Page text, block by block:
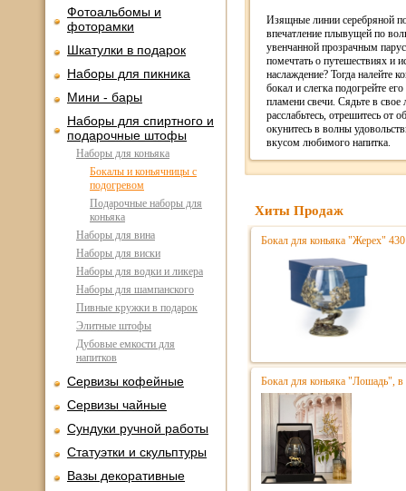
Фотоальбомы и
фоторамки
Шкатулки в подарок
Наборы для пикника
Мини - бары
Наборы для спиртного и
подарочные штофы
Наборы для коньяка
Бокалы и коньячницы с
подогревом
Подарочные наборы для
коньяка
Наборы для вина
Наборы для виски
Наборы для водки и ликера
Наборы для шампанского
Пивные кружки в подарок
Элитные штофы
Дубовые емкости для
напитков
Сервизы кофейные
Сервизы чайные
Сундуки ручной работы
Статуэтки и скульптуры
Вазы декоративные
Изящные линии серебряной
впечатление плывущей по
увенчанной прозрачным
помечтать о путешествиях и
наслаждение? Тогда налейте
бокал и слегка подогрейте
пламени свечи. Сядьте в
расслабьтесь, отрешитесь от
окунитесь в волны
вкусом любимого напитка.
Хиты Продаж
Бокал для коньяка "Жерех"
Бокал для коньяка "Лошадь", в